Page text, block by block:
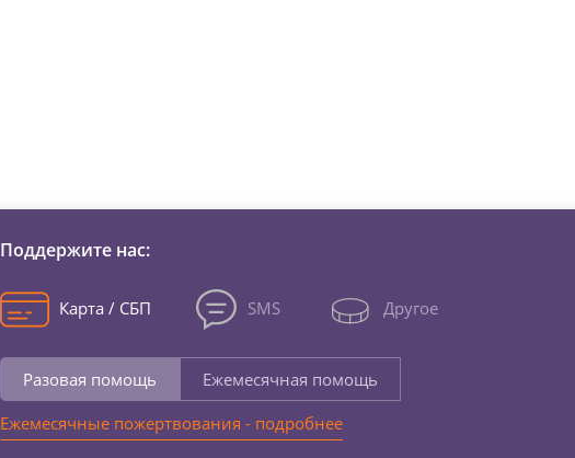
Поддержите нас:
Карта / СБП SMS Другое
Разовая помощь
Ежемесячная помощь
Ежемесячные пожертвования - подробнее